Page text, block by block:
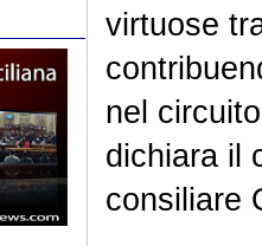
virtuose
nel
dichiara il
consiliare